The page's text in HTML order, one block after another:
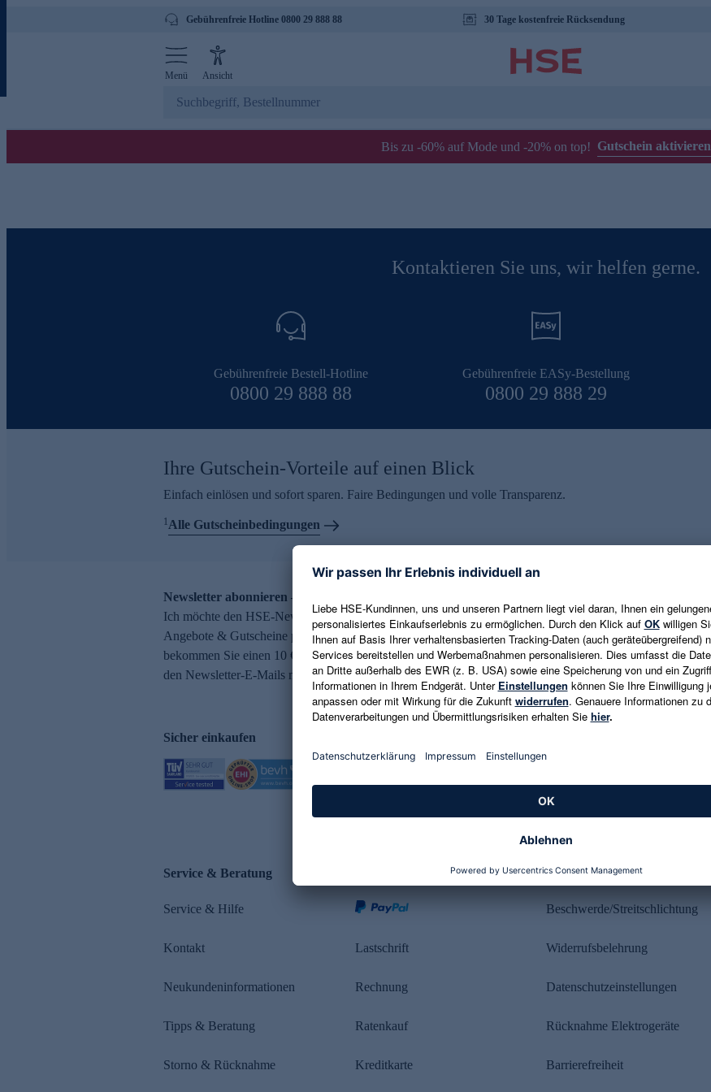
Gebührenfreie Hotline 0800 29 888 88 30 Tage kostenfreie Rücksendung
Menü Ansicht
Bis zu -60% auf Mode und -20% on top! Gutschein aktivieren
Kontaktieren Sie uns, wir helfen gerne.
Gebührenfreie Bestell-Hotline
0800 29 888 88
Gebührenfreie EASy-Bestellung
0800 29 888 29
Ihre Gutschein-Vorteile auf einen Blick
Einfach einlösen und sofort sparen. Faire Bedingungen und volle Transparenz.
1Alle Gutscheinbedingungen
Newsletter abonnieren – 10 € Gutschein erhalten
Ich möchte den HSE-Newsletter abonnieren und aktuelle Trends,
Angebote & Gutscheine per E-Mail erhalten. Als Dankeschön
bekommen Sie einen 10 € Gutschein. Eine Abmeldung ist jederzeit in
den Newsletter-E-Mails möglich.
E-Mail-Adresse eingeben
Es gelten die Datenschutzrichtlinien
Sicher einkaufen
Service & Beratung
Service & Hilfe
Kontakt
Neukundeninformationen
Tipps & Beratung
Storno & Rücknahme
Lastschrift
Rechnung
Ratenkauf
Kreditkarte
Rechtliches
Beschwerde/Streitschlichtung
Widerrufsbelehrung
Datenschutzeinstellungen
Rücknahme Elektrogeräte
Barrierefreiheit